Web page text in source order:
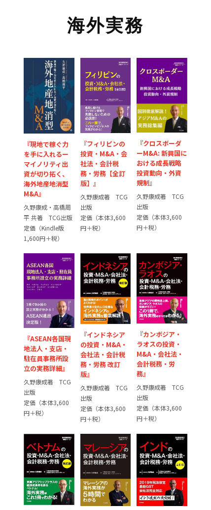
海外実務
『現地で稼ぐ⼒
を⼿に⼊れるー
マイノリティ出
資が切り拓く、
海外地産地消型
M&A』
久野康成・高橋周
平 共著 TCG出版
定価（Kindle版
1,600円＋税）
『フィリピンの
投資・M&A・会
社法・会計税
務・労務【全訂
版】』
久野康成著 TCG
出版
定価（本体3,600
円＋税）
『クロスボーダ
ーM&A: 新興国に
おける成長戦略
投資動向・外資
規制』
久野康成著 TCG
出版
定価（本体3,600
円＋税）
『ASEAN各国現
地法人・支店・
駐在員事務所設
立の実務詳細』
久野康成著 TCG
出版
定価（本体3,600
円＋税）
『インドネシア
の投資・M&A・
会社法・会計税
務・労務 改訂
版』
久野康成著 TCG
出版
定価（本体3,600
円＋税）
『カンボジア・
ラオスの投資・
M&A・会社法・
会計税務・労
務』
久野康成著 TCG
出版
定価（本体3,600
円＋税）